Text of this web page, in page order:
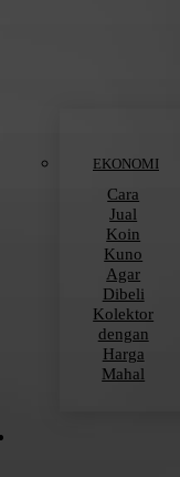
EKONOMI
Cara
Jual
Koin
Kuno
Agar
Dibeli
Kolektor
dengan
Harga
Mahal